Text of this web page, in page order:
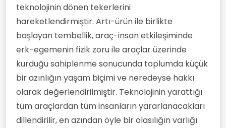
teknolojinin dönen tekerlerini
hareketlendirmiştir. Artı-ürün ile birlikte
başlayan tembellik, araç-insan etkileşiminde
erk-egemenin fizik zoru ile araçlar üzerinde
kurduğu sahiplenme sonucunda toplumda küçük
bir azınlığın yaşam biçimi ve neredeyse hakkı
olarak değerlendirilmiştir. Teknolojinin yarattığı
tüm araçlardan tüm insanların yararlanacakları
dillendirilir, en azından öyle bir olasılığın varlığı